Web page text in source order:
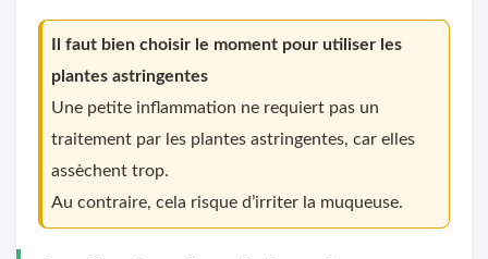
Il faut bien choisir le moment pour utiliser les
plantes astringentes
Une petite inflammation ne requiert pas un
traitement par les plantes astringentes, car elles
assèchent trop.
Au contraire, cela risque d’irriter la muqueuse.